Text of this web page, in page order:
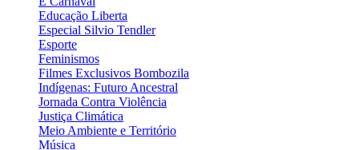
Educação Liberta
Especial Silvio Tendler
Esporte
Feminismos
Filmes Exclusivos Bombozila
Indígenas: Futuro Ancestral
Jornada Contra Violência
Justiça Climática
Meio Ambiente e Território
Música